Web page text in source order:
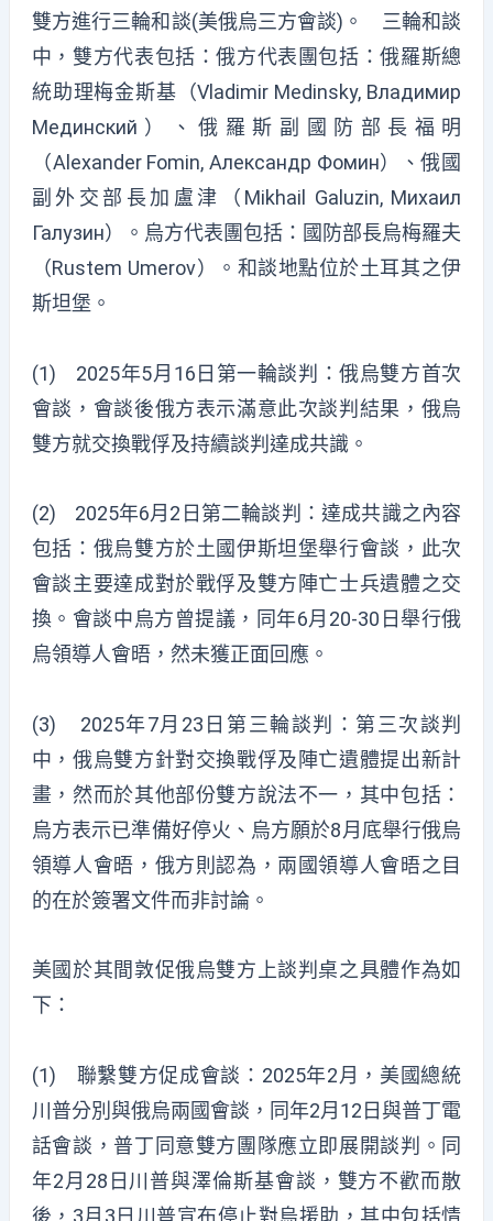
雙方進行三輪和談(美俄烏三方會談)。 三輪和談
中，雙方代表包括：俄方代表團包括：俄羅斯總
統助理梅金斯基（Vladimir Medinsky, Владимир
Мединский）、俄羅斯副國防部長福明
（Alexander Fomin, Александр Фомин）、俄國
副外交部長加盧津（Mikhail Galuzin, Михаил
Галузин）。烏方代表團包括：國防部長烏梅羅夫
（Rustem Umerov）。和談地點位於土耳其之伊
斯坦堡。
(1) 2025年5月16日第一輪談判：俄烏雙方首次
會談，會談後俄方表示滿意此次談判結果，俄烏
雙方就交換戰俘及持續談判達成共識。
(2) 2025年6月2日第二輪談判：達成共識之內容
包括：俄烏雙方於土國伊斯坦堡舉行會談，此次
會談主要達成對於戰俘及雙方陣亡士兵遺體之交
換。會談中烏方曾提議，同年6月20-30日舉行俄
烏領導人會晤，然未獲正面回應。
(3) 2025年7月23日第三輪談判：第三次談判
中，俄烏雙方針對交換戰俘及陣亡遺體提出新計
畫，然而於其他部份雙方說法不一，其中包括：
烏方表示已準備好停火、烏方願於8月底舉行俄烏
領導人會晤，俄方則認為，兩國領導人會晤之目
的在於簽署文件而非討論。
美國於其間敦促俄烏雙方上談判桌之具體作為如
下：
(1) 聯繫雙方促成會談：2025年2月，美國總統
川普分別與俄烏兩國會談，同年2月12日與普丁電
話會談，普丁同意雙方團隊應立即展開談判。同
年2月28日川普與澤倫斯基會談，雙方不歡而散
後，3月3日川普宣布停止對烏援助，其中包括情